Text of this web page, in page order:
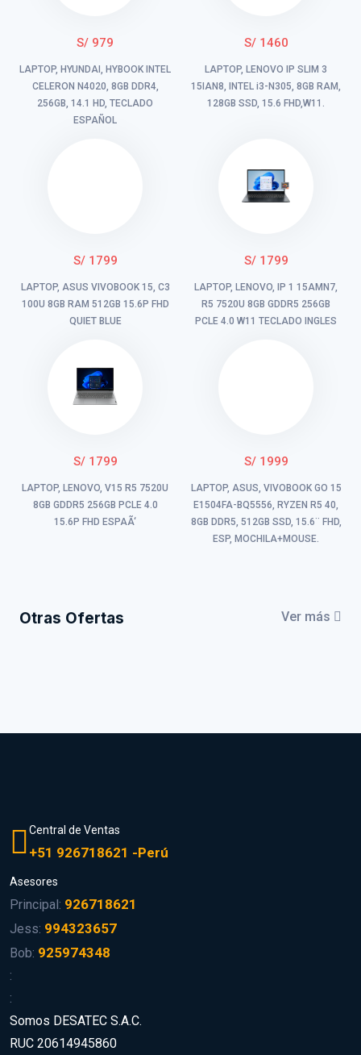
S/ 979
LAPTOP, HYUNDAI, HYBOOK INTEL
CELERON N4020, 8GB DDR4,
256GB, 14.1 HD, TECLADO
ESPAÑOL
S/ 1460
LAPTOP, LENOVO IP SLIM 3
15IAN8, INTEL i3-N305, 8GB RAM,
128GB SSD, 15.6 FHD,W11.
S/ 1799
LAPTOP, ASUS VIVOBOOK 15, C3
100U 8GB RAM 512GB 15.6P FHD
QUIET BLUE
S/ 1799
LAPTOP, LENOVO, IP 1 15AMN7,
R5 7520U 8GB GDDR5 256GB
PCLE 4.0 W11 TECLADO INGLES
S/ 1799
LAPTOP, LENOVO, V15 R5 7520U
8GB GDDR5 256GB PCLE 4.0
15.6P FHD ESPAÃ‘
S/ 1999
LAPTOP, ASUS, VIVOBOOK GO 15
E1504FA-BQ5556, RYZEN R5 40,
8GB DDR5, 512GB SSD, 15.6¨ FHD,
ESP, MOCHILA+MOUSE.
Otras Ofertas Ver más
Central de Ventas
+51 926718621 -Perú
Asesores
Principal: 926718621
Jess: 994323657
Bob: 925974348
:
:
Somos DESATEC S.A.C.
RUC 20614945860